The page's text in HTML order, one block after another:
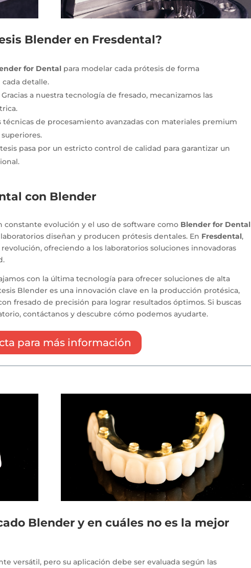
Blender en Fresdental?
for Dental para modelar cada prótesis de forma
cada detalle.
Gracias a nuestra tecnología de fresado, mecanizamos las
técnicas de procesamiento avanzadas con materiales premium
pasa por un estricto control de calidad para garantizar un
con Blender
evolución y el uso de software como Blender for Dental
diseñan y producen prótesis dentales. En Fresdental,
ofreciendo a los laboratorios soluciones innovadoras
con la última tecnología para ofrecer soluciones de alta
Blender es una innovación clave en la producción protésica,
fresado de precisión para lograr resultados óptimos. Si buscas
contáctanos y descubre cómo podemos ayudarte.
para más información
Blender y en cuáles no es la mejor
versátil, pero su aplicación debe ser evaluada según las